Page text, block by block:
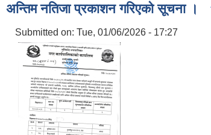
अन्तिम नतिजा प्रकाशन गरिएको सूचना ।
Submitted on: Tue, 01/06/2026 - 17:27